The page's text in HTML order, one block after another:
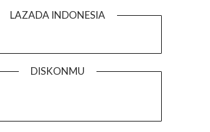
LAZADA INDONESIA
DISKONMU